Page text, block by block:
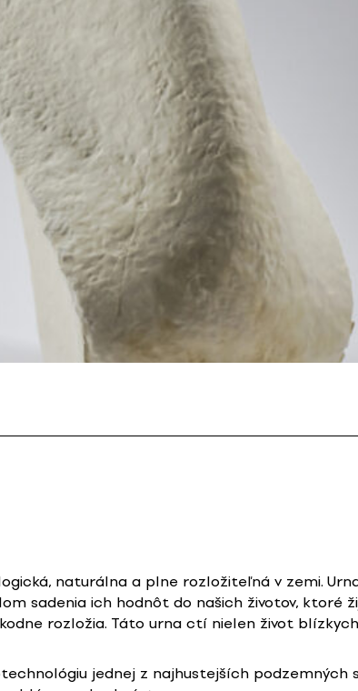
naturálna a plne rozložiteľná v zemi.
sadenia ich hodnôt do našich životov, ktoré
rozložia. Táto urna ctí nielen život
jednej z najhustejších